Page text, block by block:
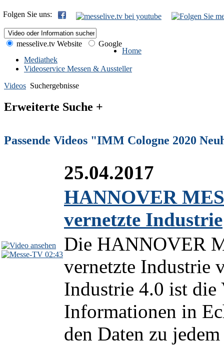
Folgen Sie uns:
messelive.tv Website
Google
Home
Mediathek
Videoservice Messen & Aussteller
Videos Suchergebnisse
Erweiterte Suche +
Passende Videos "IMM Cologne 2020
02:43
25.04.2017
HANNOVER
vernetzte Industrie
Die HANNOVER
vernetzte Industrie
Industrie 4.0 ist die
Informationen in
den Daten zu